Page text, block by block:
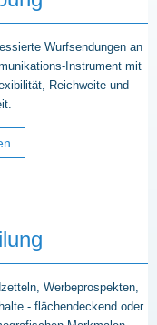
Wurfsendungen an
Instrument mit
Reichweite und
Werbeprospekten,
- flächendeckend oder